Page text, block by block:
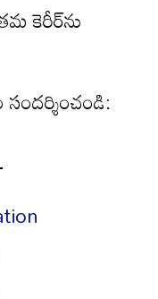
కెరీర్‌ను
Messenger